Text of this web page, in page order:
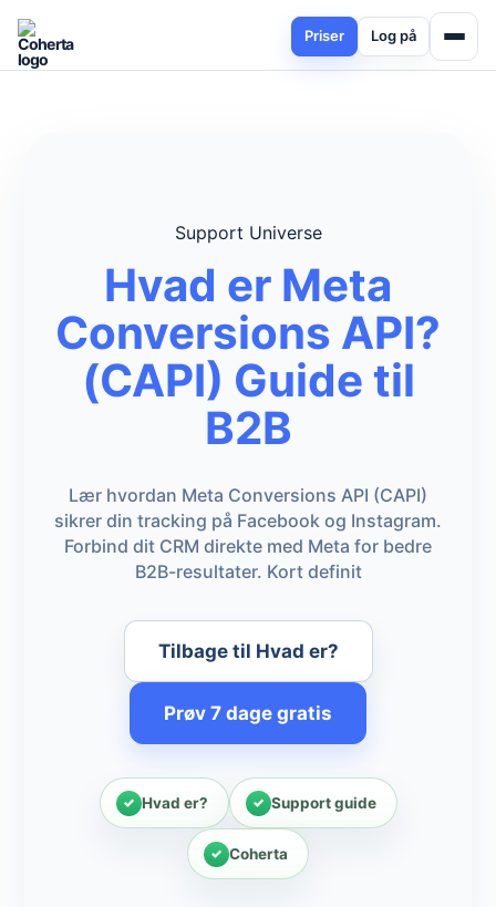
Priser Log på
Support Universe
Hvad er Meta
Conversions API?
(CAPI) Guide til
B2B
Lær hvordan Meta Conversions API (CAPI)
sikrer din tracking på Facebook og Instagram.
Forbind dit CRM direkte med Meta for bedre
B2B-resultater. Kort definit
Tilbage til Hvad er?
Prøv 7 dage gratis
Hvad er? Support guide
Coherta